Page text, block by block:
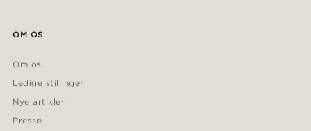
OM OS
Om os
Ledige stillinger
Nye artikler
Presse